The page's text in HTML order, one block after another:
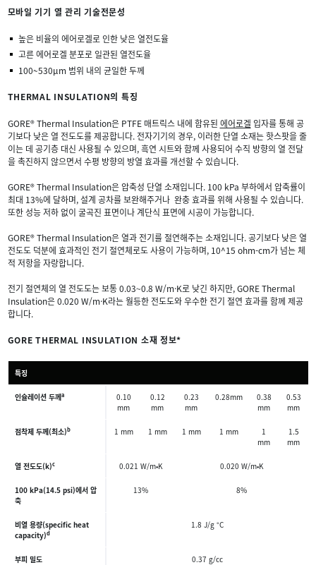
모바일 기기 열 관리 기술전문성
높은 비율의 에어로겔로 인한 낮은 열전도율
고른 에어로겔 분포로 일관된 열전도율
100~530μm 범위 내의 균일한 두께
THERMAL INSULATION의 특징
GORE® Thermal Insulation은 PTFE 매트릭스 내에 함유된 에어로겔 입자를 통해 공
기보다 낮은 열 전도도를 제공합니다. 전자기기의 경우, 이러한 단열 소재는 핫스팟을 줄
이는 데 공기층 대신 사용될 수 있으며, 흑연 시트와 함께 사용되어 수직 방향의 열 전달
을 촉진하지 않으면서 수평 방향의 방열 효과를 개선할 수 있습니다.
GORE® Thermal Insulation은 압축성 단열 소재입니다. 100 kPa 부하에서 압축률이
최대 13%에 달하며, 설계 공차를 보완해주거나 완충 효과를 위해 사용될 수 있습니다.
또한 성능 저하 없이 굴곡진 표면이나 계단식 표면에 시공이 가능합니다.
GORE® Thermal Insulation은 열과 전기를 절연해주는 소재입니다. 공기보다 낮은 열
전도도 덕분에 효과적인 전기 절연체로도 사용이 가능하며, 10^15 ohm-cm가 넘는 체
적 저항을 자랑합니다.
전기 절연체의 열 전도도는 보통 0.03~0.8 W/m·K로 낮긴 하지만, GORE Thermal
Insulation은 0.020 W/m·K라는 월등한 전도도와 우수한 전기 절연 효과를 함께 제공
합니다.
GORE THERMAL INSULATION 소재 정보*
특징
인슐레이션 두께a
0.10
mm
0.12
mm
0.23
mm
0.28mm
0.38
mm
0.53
mm
점착제 두께(최소)b 1 mm 1 mm 1 mm 1 mm
1
mm
1.5
mm
열 전도도(k)c 0.021 W/m•K 0.020 W/m•K
100 kPa(14.5 psi)에서 압
축
13% 8%
비열 용량(specific heat
capacity)d
1.8 J/g °C
부피 밀도 0.37 g/cc